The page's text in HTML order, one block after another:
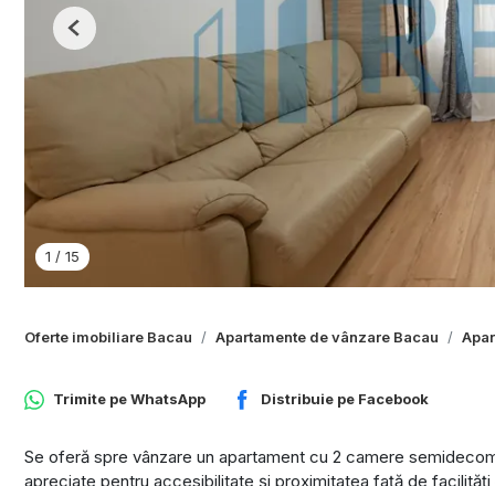
1 / 15
Previous
Oferte imobiliare Bacau Apartamente de vânzare Bacau
Trimite peWhatsApp Distribuie pe Facebook
Se oferă spre vânzare un apartament cu 2 camere
apreciate pentru accesibilitate și proximitatea față de